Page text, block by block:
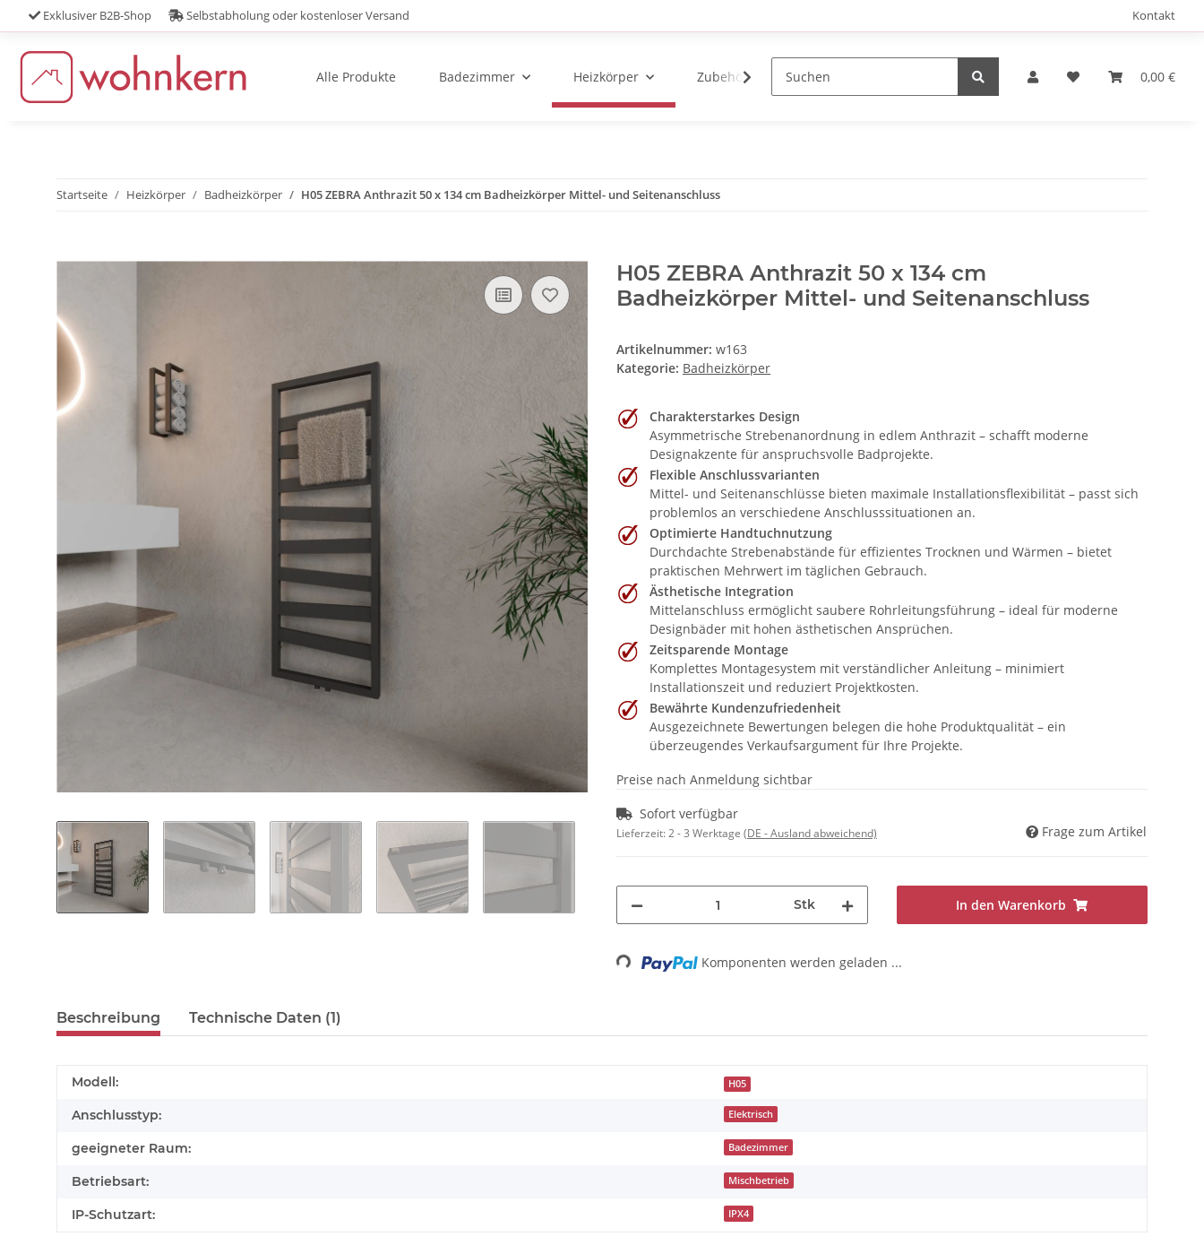
Kontakt
Exklusiver B2B-Shop Selbstabholung oder kostenloser Versand
0,00 €
Alle Produkte Badezimmer Heizkörper Zubehör
Startseite Heizkörper Badheizkörper H05 ZEBRA Anthrazit 50 x 134 cm Badheizkörper Mittel- und Seitenanschluss
H05 ZEBRA Anthrazit 50 x 134 cm
Badheizkörper Mittel- und Seitenanschluss
Artikelnummer: w163
Kategorie: Badheizkörper
Charakterstarkes Design
Asymmetrische Strebenanordnung in edlem Anthrazit – schafft moderne
Designakzente für anspruchsvolle Badprojekte.
Flexible Anschlussvarianten
Mittel- und Seitenanschlüsse bieten maximale Installationsflexibilität – passt sich
problemlos an verschiedene Anschlusssituationen an.
Optimierte Handtuchnutzung
Durchdachte Strebenabstände für effizientes Trocknen und Wärmen – bietet
praktischen Mehrwert im täglichen Gebrauch.
Ästhetische Integration
Mittelanschluss ermöglicht saubere Rohrleitungsführung – ideal für moderne
Designbäder mit hohen ästhetischen Ansprüchen.
Zeitsparende Montage
Komplettes Montagesystem mit verständlicher Anleitung – minimiert
Installationszeit und reduziert Projektkosten.
Bewährte Kundenzufriedenheit
Ausgezeichnete Bewertungen belegen die hohe Produktqualität – ein
überzeugendes Verkaufsargument für Ihre Projekte.
Preise nach Anmeldung sichtbar
Sofort verfügbar
Lieferzeit:2 - 3 Werktage (DE - Ausland abweichend) Frage zum Artikel
Stk In den Warenkorb
Loading... Komponenten werden geladen ...
Beschreibung Technische Daten (1)
Modell: H05
Anschlusstyp: Elektrisch
geeigneter Raum: Badezimmer
Betriebsart: Mischbetrieb
IP-Schutzart: IPX4